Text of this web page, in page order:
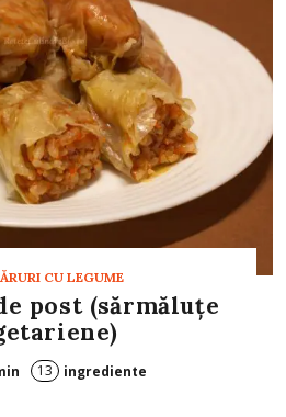
CU LEGUME
post (sărmăluțe
13 ingrediente